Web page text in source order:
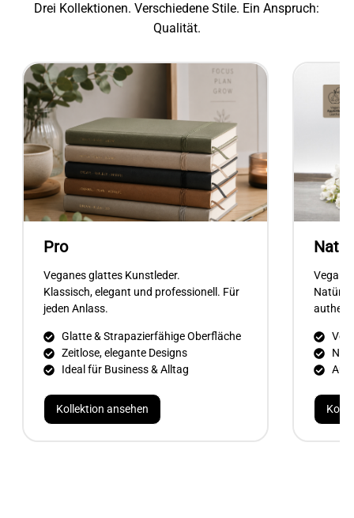
Drei Kollektionen. Verschiedene Stile. Ein Anspruch:
Qualität.
Pro
Veganes glattes Kunstleder.
Klassisch, elegant und professionell. Für
jeden Anlass.
Glatte & Strapazierfähige Oberfläche
Zeitlose, elegante Designs
Ideal für Business & Alltag
Kollektion ansehen